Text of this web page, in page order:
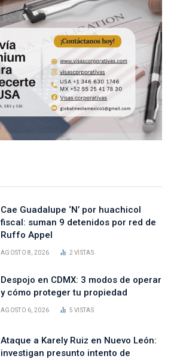
Cae Guadalupe ‘N’ por huachicol
fiscal: suman 9 detenidos por red de
Ruffo Appel
AGOSTO 8, 2026 2VISTAS
Despojo en CDMX: 3 modos de operar
y cómo proteger tu propiedad
AGOSTO 6, 2026 5VISTAS
Ataque a Karely Ruiz en Nuevo León:
investigan presunto intento de